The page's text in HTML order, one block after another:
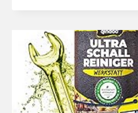
250ML
I
EINSPRITZDÜSEN
REINIGER
FÜR
SAUBERE